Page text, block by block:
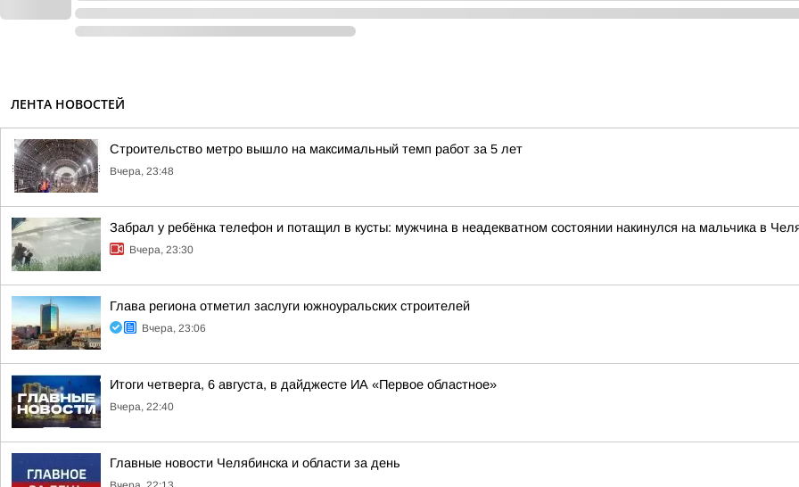
ЛЕНТА НОВОСТЕЙ
Строительство метро вышло на максимальный темп работ за 5 лет
Вчера, 23:48
Забрал у ребёнка телефон и потащил в кусты: мужчина в неадекватном состоянии накинулся на мальчика в
Вчера, 23:30
Глава региона отметил заслуги южноуральских строителей
Вчера, 23:06
Итоги четверга, 6 августа, в дайджесте ИА «Первое областное»
Вчера, 22:40
Главные новости Челябинска и области за день